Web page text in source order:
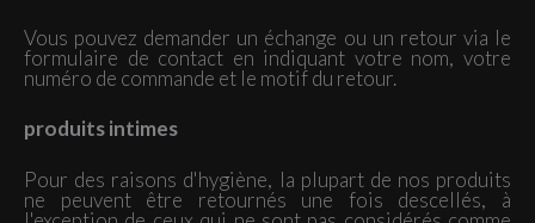
Vous pouvez demander un échange ou un retour via le
formulaire de contact en indiquant votre nom, votre
numéro de commande et le motif du retour.
produits intimes
Pour des raisons d'hygiène, la plupart de nos produits
ne peuvent être retournés une fois descellés, à